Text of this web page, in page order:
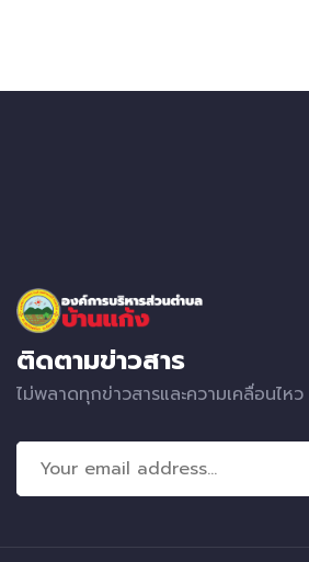
ติดตามข่าวสาร
ไม่พลาดทุกข่าวสารและความเคลื่อนไหว